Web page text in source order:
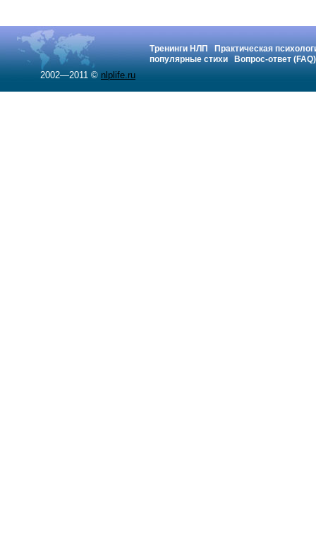
Тренинги НЛП
Практическая
популярные стихи
Вопрос-ответ (FAQ)
2002—2011 © nlplife.ru